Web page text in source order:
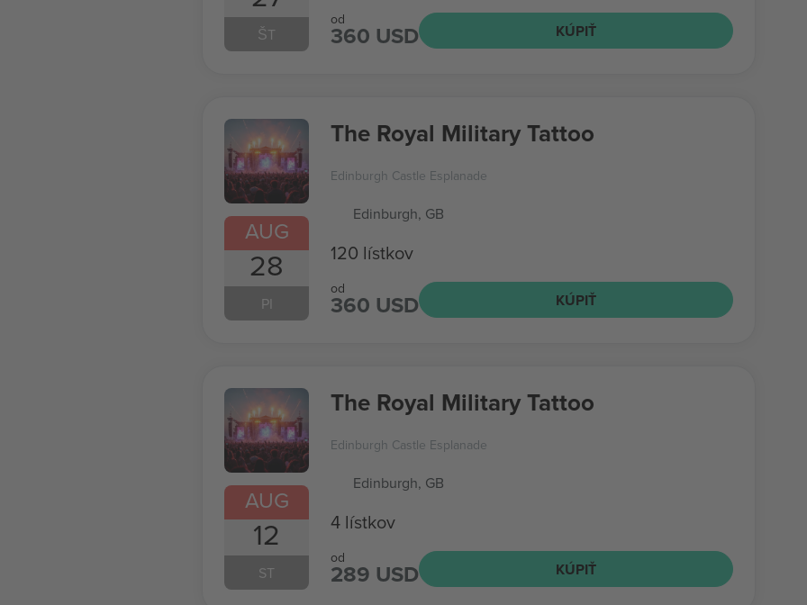
ŠT
od
360 USD KÚPIŤ
AUG
28
PI
The Royal Military Tattoo
Edinburgh Castle Esplanade
Edinburgh, GB
120 lístkov
od
360 USD KÚPIŤ
AUG
12
ST
The Royal Military Tattoo
Edinburgh Castle Esplanade
Edinburgh, GB
4 lístkov
od
289 USD KÚPIŤ